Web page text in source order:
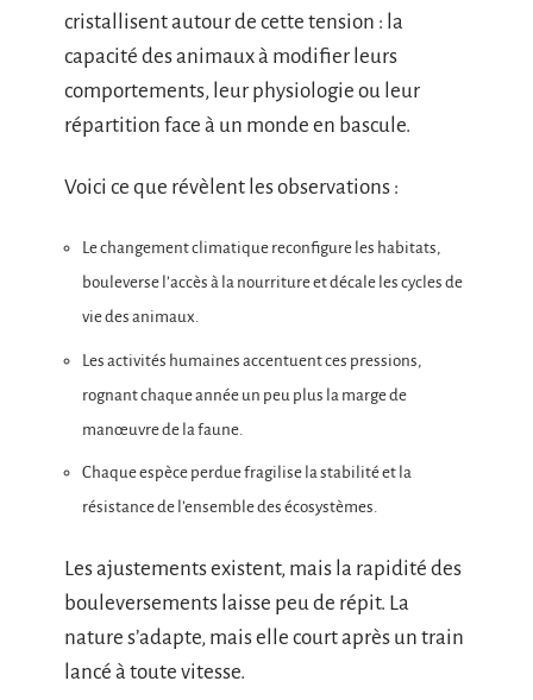
cristallisent autour de cette tension : la
capacité des animaux à modifier leurs
comportements, leur physiologie ou leur
répartition face à un monde en bascule.
Voici ce que révèlent les observations :
Le changement climatique reconfigure les habitats,
bouleverse l’accès à la nourriture et décale les cycles de
vie des animaux.
Les activités humaines accentuent ces pressions,
rognant chaque année un peu plus la marge de
manœuvre de la faune.
Chaque espèce perdue fragilise la stabilité et la
résistance de l’ensemble des écosystèmes.
Les ajustements existent, mais la rapidité des
bouleversements laisse peu de répit. La
nature s’adapte, mais elle court après un train
lancé à toute vitesse.